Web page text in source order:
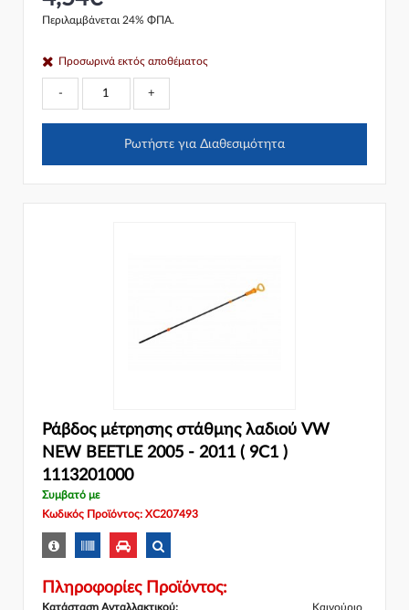
Περιλαμβάνεται 24% ΦΠΑ.
Προσωρινά εκτός αποθέματος
- +
Ρωτήστε για Διαθεσιμότητα
Ράβδος μέτρησης στάθμης λαδιού VW
NEW BEETLE 2005 - 2011 ( 9C1 )
1113201000
Συμβατό με
Κωδικός Προϊόντος: XC207493
Πληροφορίες Προϊόντος:
Κατάσταση Ανταλλακτικού: Καινούριο